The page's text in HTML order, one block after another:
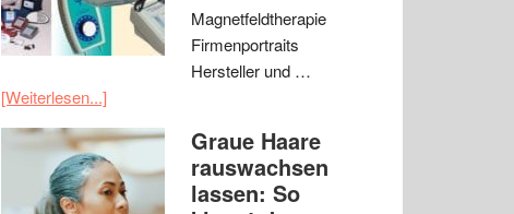
Magnetfeldtherapie
Firmenportraits
Hersteller und …
[Weiterlesen...]
Graue Haare
rauswachsen
lassen: So